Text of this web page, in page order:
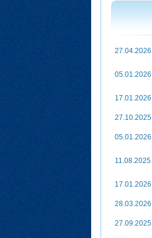
27.04.2026
05.01.2026
17.01.2026
27.10.2025
05.01.2026
11.08.2025
17.01.2026
28.03.2026
27.09.2025